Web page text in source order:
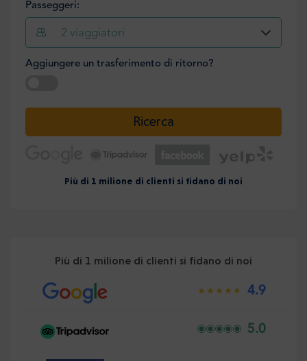
Passeggeri:
2 viaggiatori
Aggiungere un trasferimento di ritorno?
Ricerca
Più di 1 milione di clienti si fidano di noi
Più di 1 milione di clienti si fidano di noi
4.9
5.0